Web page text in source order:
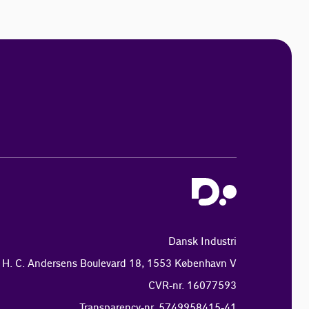
Dansk Industri
H. C. Andersens Boulevard 18, 1553 København V
CVR-nr. 16077593